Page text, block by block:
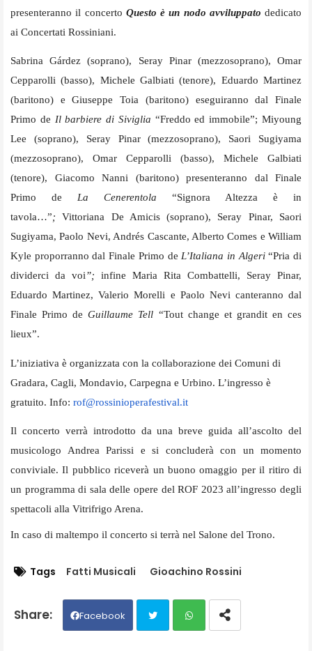
presenteranno il concerto Questo è un nodo avviluppato dedicato
ai Concertati Rossiniani.
Sabrina Gárdez (soprano), Seray Pinar (mezzosoprano), Omar
Cepparolli (basso), Michele Galbiati (tenore), Eduardo Martinez
(baritono) e Giuseppe Toia (baritono) eseguiranno dal Finale
Primo de Il barbiere di Siviglia “Freddo ed immobile”; Miyoung
Lee (soprano), Seray Pinar (mezzosoprano), Saori Sugiyama
(mezzosoprano), Omar Cepparolli (basso), Michele Galbiati
(tenore), Giacomo Nanni (baritono) presenteranno dal Finale
Primo de La Cenerentola “Signora Altezza è in
tavola…”;Vittoriana De Amicis (soprano), Seray Pinar, Saori
Sugiyama, Paolo Nevi, Andrés Cascante, Alberto Comes e William
Kyle proporranno dal Finale Primo deL’Italiana in Algeri“Pria di
dividerci da voi”; infine Maria Rita Combattelli, Seray Pinar,
Eduardo Martinez, Valerio Morelli e Paolo Nevi canteranno dal
Finale Primo deGuillaume Tell “Tout change et grandit en ces
lieux”.
L’iniziativa è organizzata con la collaborazione dei Comuni di
Gradara, Cagli, Mondavio, Carpegna e Urbino. L’ingresso è
gratuito. Info: rof@rossinioperafestival.it
Il concerto verrà introdotto da una breve guida all’ascolto del
musicologo Andrea Parissi e si concluderà con un momento
conviviale. Il pubblico riceverà un buono omaggio per il ritiro di
un programma di sala delle opere del ROF 2023 all’ingresso degli
spettacoli alla Vitrifrigo Arena.
In caso di maltempo il concerto si terrà nel Salone del Trono.
Tags Fatti Musicali Gioachino Rossini
Facebook